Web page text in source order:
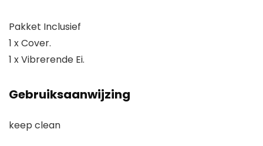
Pakket Inclusief
1 x Cover.
1 x Vibrerende Ei.
Gebruiksaanwijzing
keep clean